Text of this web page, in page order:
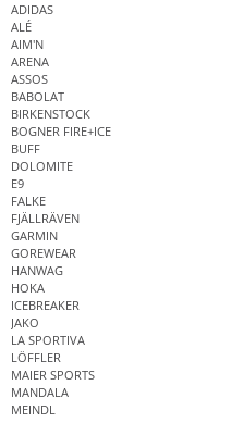
ADIDAS
ALÉ
AIM'N
ARENA
ASSOS
BABOLAT
BIRKENSTOCK
BOGNER FIRE+ICE
BUFF
DOLOMITE
E9
FALKE
FJÄLLRÄVEN
GARMIN
GOREWEAR
HANWAG
HOKA
ICEBREAKER
JAKO
LA SPORTIVA
LÖFFLER
MAIER SPORTS
MANDALA
MEINDL